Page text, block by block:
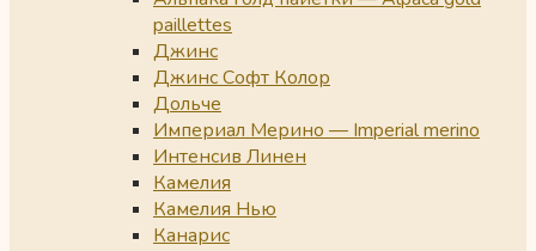
paillettes
Джинс
Джинс Софт Колор
Дольче
Империал Мерино — Imperial merino
Интенсив Линен
Камелия
Камелия Нью
Канарис